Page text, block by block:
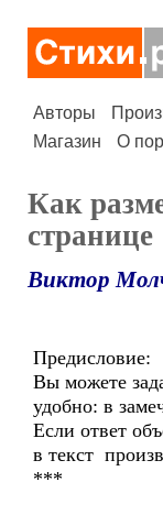
Авторы
Магазин
О
Как
странице
Виктор
Предисловие:
Вы можете
удобно: в
Если ответ
в текст
***